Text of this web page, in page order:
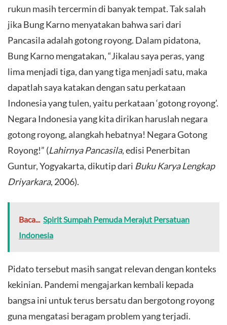
rukun masih tercermin di banyak tempat. Tak salah
jika Bung Karno menyatakan bahwa sari dari
Pancasila adalah gotong royong. Dalam pidatona,
Bung Karno mengatakan, “Jikalau saya peras, yang
lima menjadi tiga, dan yang tiga menjadi satu, maka
dapatlah saya katakan dengan satu perkataan
Indonesia yang tulen, yaitu perkataan ‘gotong royong’.
Negara Indonesia yang kita dirikan haruslah negara
gotong royong, alangkah hebatnya! Negara Gotong
Royong!” (Lahirnya Pancasila, edisi Penerbitan
Guntur, Yogyakarta, dikutip dari Buku Karya Lengkap
Driyarkara, 2006).
Baca... Spirit Sumpah Pemuda Merajut Persatuan
Indonesia
​Pidato tersebut masih sangat relevan dengan konteks
kekinian. Pandemi mengajarkan kembali kepada
bangsa ini untuk terus bersatu dan bergotong royong
guna mengatasi beragam problem yang terjadi.